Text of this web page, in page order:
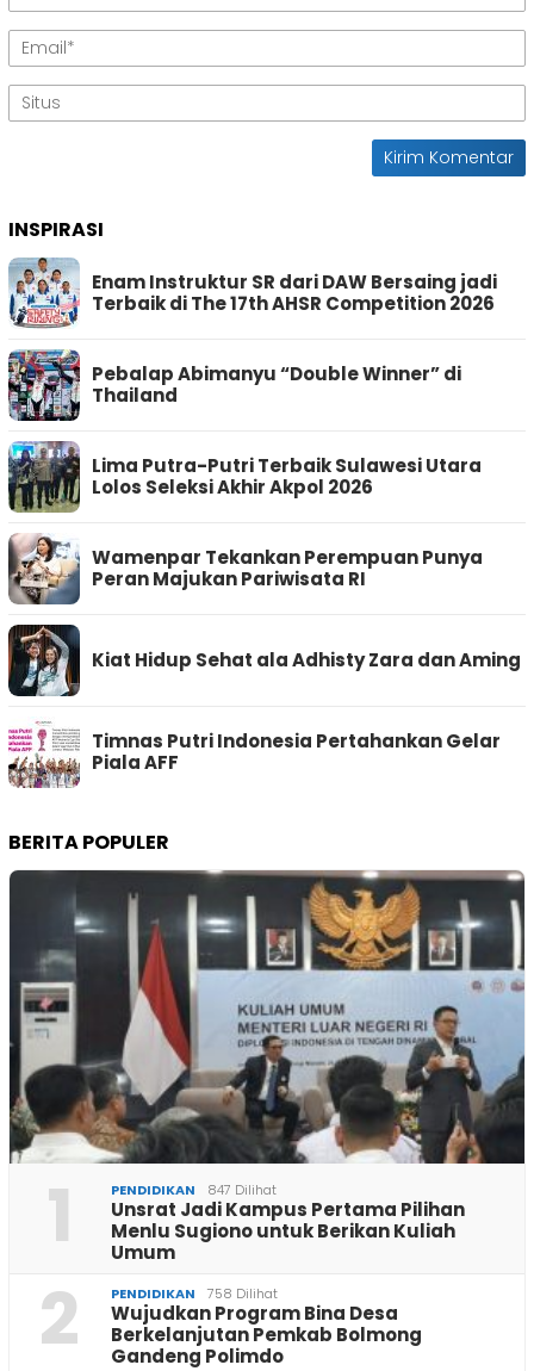
INSPIRASI
Enam Instruktur SR dari DAW Bersaing jadi
Terbaik di The 17th AHSR Competition 2026
Pebalap Abimanyu “Double Winner” di
Thailand
Lima Putra-Putri Terbaik Sulawesi Utara
Lolos Seleksi Akhir Akpol 2026
Wamenpar Tekankan Perempuan Punya
Peran Majukan Pariwisata RI
Kiat Hidup Sehat ala Adhisty Zara dan Aming
Timnas Putri Indonesia Pertahankan Gelar
Piala AFF
BERITA POPULER
1 PENDIDIKAN 847 Dilihat
Unsrat Jadi Kampus Pertama Pilihan
Menlu Sugiono untuk Berikan Kuliah
Umum
2 PENDIDIKAN 758 Dilihat
Wujudkan Program Bina Desa
Berkelanjutan Pemkab Bolmong
Gandeng Polimdo